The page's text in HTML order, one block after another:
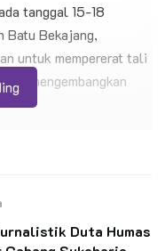
tanggal 15-18
Batu Bekajang,
untuk mempererat tali
mengembangkan
2024 akan menjadi
baik dalam bidang
Duta Humas